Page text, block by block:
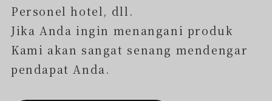
Personel hotel, dll.
Jika Anda ingin menangani produk
Kami akan sangat senang mendengar
pendapat Anda.